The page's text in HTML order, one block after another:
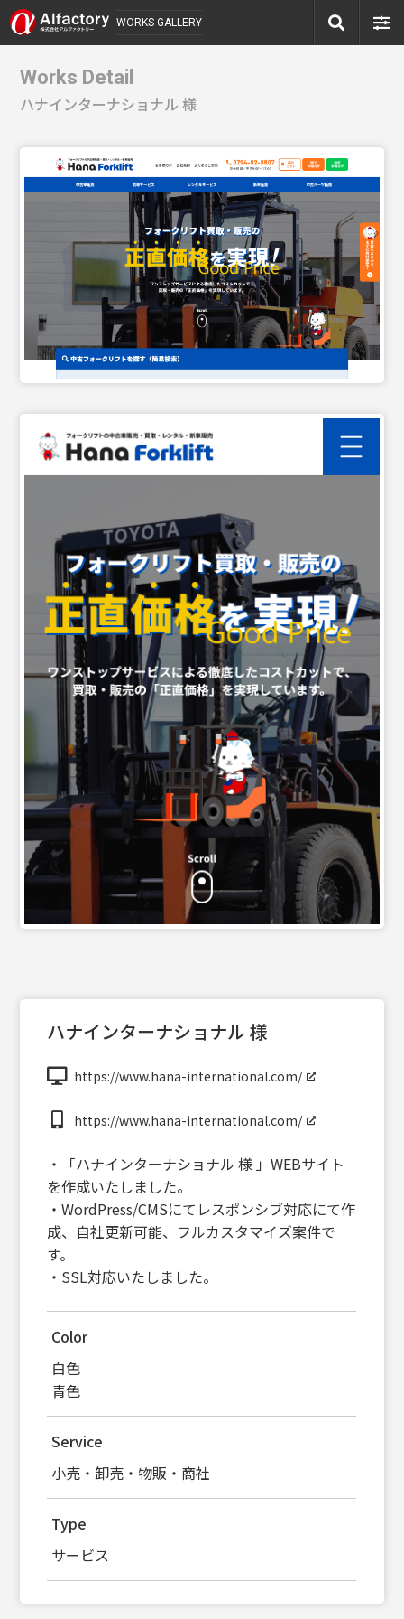
WORKS GALLERY
Works Detail
ハナインターナショナル 様
ハナインターナショナル 様
https://www.hana-international.com/
https://www.hana-international.com/
・「ハナインターナショナル 様 」WEBサイト
を作成いたしました。
・WordPress/CMSにてレスポンシブ対応にて作
成、自社更新可能、フルカスタマイズ案件で
す。
・SSL対応いたしました。
Color
白色
青色
Service
小売・卸売・物販・商社
Type
サービス